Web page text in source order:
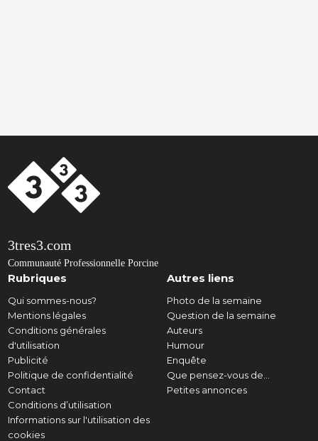
3tres3.com
Communauté Professionnelle Porcine
Rubriques
Qui sommes-nous?
Mentions légales
Conditions générales
d'utilisation
Publicité
Politique de confidentialité
Contact
Conditions d’utilisation
Informations sur l'utilisation des
cookies
Autres liens
Photo de la semaine
Question de la semaine
Auteurs
Humour
Enquête
Que pensez-vous de...
Petites annonces